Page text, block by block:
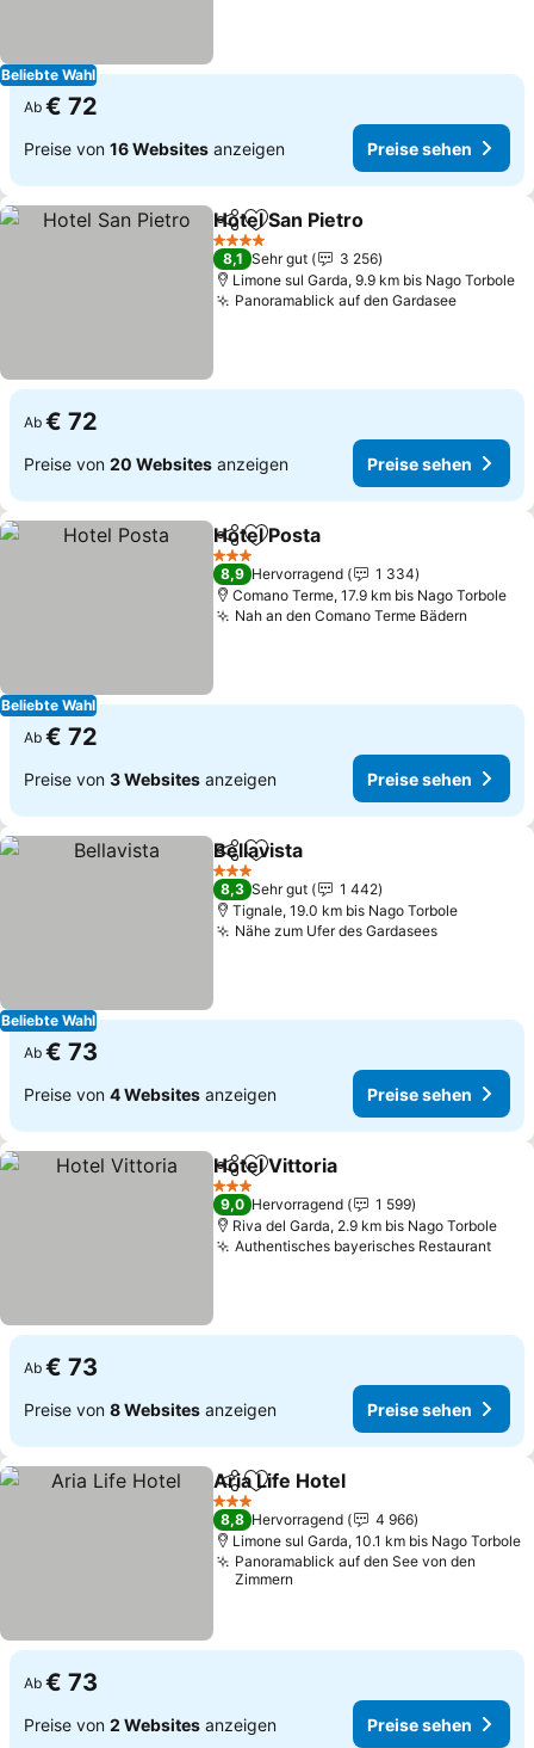
Beliebte Wahl
Ab € 72
Preise von 16 Websites anzeigen Preise sehen
TeilenZu Favoriten hinzufügen
Hotel San Pietro
4 Sterne
8,1 Sehr gut
3 256
Limone sul Garda, 9.9 km bis Nago Torbole
Panoramablick auf den Gardasee
Ab € 72
Preise von 20 Websites anzeigen Preise sehen
Beliebte Wahl
TeilenZu Favoriten hinzufügen
Hotel Posta
3 Sterne
8,9 Hervorragend
1 334
Comano Terme, 17.9 km bis Nago Torbole
Nah an den Comano Terme Bädern
Ab € 72
Preise von 3 Websites anzeigen Preise sehen
Beliebte Wahl
TeilenZu Favoriten hinzufügen
Bellavista
3 Sterne
8,3 Sehr gut
1 442
Tignale, 19.0 km bis Nago Torbole
Nähe zum Ufer des Gardasees
Ab € 73
Preise von 4 Websites anzeigen Preise sehen
TeilenZu Favoriten hinzufügen
Hotel Vittoria
3 Sterne
9,0 Hervorragend
1 599
Riva del Garda, 2.9 km bis Nago Torbole
Authentisches bayerisches Restaurant
Ab € 73
Preise von 8 Websites anzeigen Preise sehen
TeilenZu Favoriten hinzufügen
Aria Life Hotel
3 Sterne
8,8 Hervorragend
4 966
Limone sul Garda, 10.1 km bis Nago Torbole
Panoramablick auf den See von den
Zimmern
Ab € 73
Preise von 2 Websites anzeigen Preise sehen